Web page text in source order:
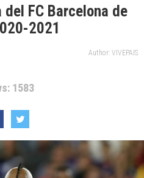
FC Barcelona de
2021
Author: VIVEPAIS
1583